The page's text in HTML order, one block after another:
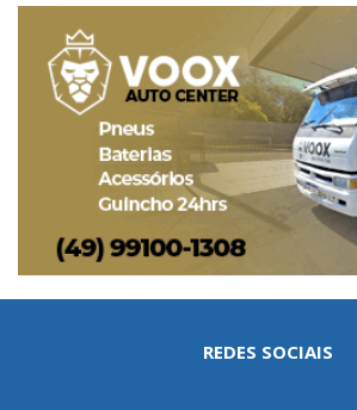
REDES SOCIAIS